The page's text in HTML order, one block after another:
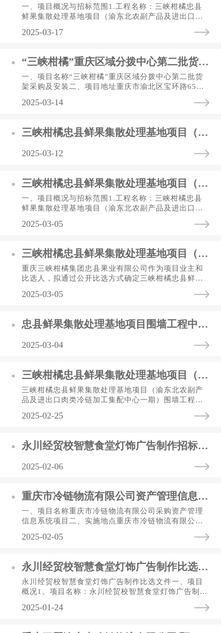
一、项目概况与招标范围1.工程名称：三峡柑橘忠县
鲜果集散处理基地项目（渝东北农副产品及进出口肉
点: 重庆市忠县道港城大...
2025-03-17
“三峡柑橘”重庆区域分拨中心第二批货架采购及安装竞争性比选公告
一、项目名称“三峡柑橘”重庆区域分拨中心第二批货
架采购及安装二、项目地址重庆市渝北区宝环路65号
要求分批分时间完成项...
2025-03-14
三峡柑橘忠县鲜果集散处理基地项目（渝东北农副产品及进出口肉类冷链加工集配中心一期）月台雨棚工程、 柑橘鲜果半自动包装流水线采购项目 比选流标公告
2025-03-12
三峡柑橘忠县鲜果集散处理基地项目（渝东北农副产品及进出口肉类冷链加工集配中心一期）月台雨棚工程 招标公告
一、项目概况与招标范围1.工程名称：三峡柑橘忠县
鲜果集散处理基地项目（渝东北农副产品及进出口肉
点: 重庆市忠县道港城大...
2025-03-05
三峡柑橘忠县鲜果集散处理基地项目（渝东北农副产品及进出口肉类冷链加工集配中心一期）柑橘鲜果半自动包装流水线采购项目 招标公告
重庆三峡柑橘集团忠县果业有限公司作为项目业主和
比选人，拟通过公开比选方式确定三峡柑橘忠县鲜果
链加工集配中心一期）柑...
2025-03-05
忠县鲜果集散处理基地项目围墙工程中标（选）结果公告表
2025-03-04
三峡柑橘忠县鲜果集散处理基地项目（渝东北农副产品及进出口肉类冷链加工集配中心一期）围墙工程 招标公告
三峡柑橘忠县鲜果集散处理基地项目（渝东北农副产
品及进出口肉类冷链加工集配中心一期）围墙工程比
编制时间：2025年2月目...
2025-02-25
永川经贸校智慧食堂灯饰广告制作招标比选 中标（选）结果公告表
2025-02-06
重庆市冷链物流有限公司资产管理信息系统采购 比选公告
一、项目名称重庆市冷链物流有限公司采购资产管理
信息系统项目二、实施地点重庆市冷链物流有限公司
实施，包括前期需求调研...
2025-02-05
永川经贸校智慧食堂灯饰广告制作比选文件
永川经贸校智慧食堂灯饰广告制作比选文件一、项目
概况1、项目名称：永川经贸校智慧食堂灯饰广告制作
服务内容为永川经贸校...
2025-01-24